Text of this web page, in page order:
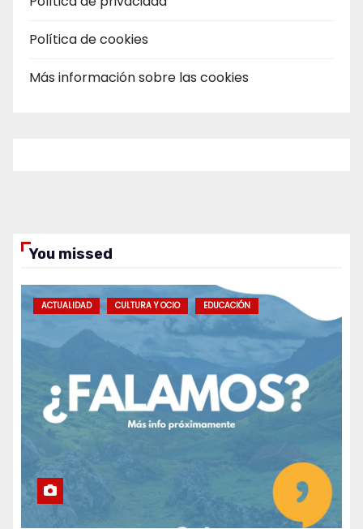
Política de cookies
Más información sobre las cookies
You missed
ACTUALIDAD CULTURA Y OCIO EDUCACIÓN